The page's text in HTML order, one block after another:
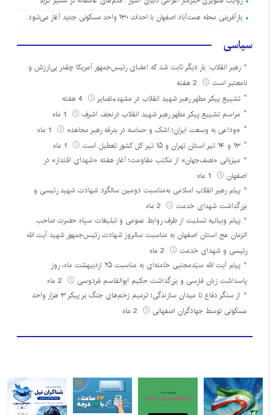
بازآفرینی محله همت‌آباد اصفهان با احداث ۱۳۰ واحد مسکونی جدید آغاز می‌شود
سیاسی
رهبر انقلاب: بار دیگر ثابت شد که امضای رئیس‌جمهور آمریکا چقدر بی‌ارزش و
نامعتبر است
تشییع پیکر مطهر رهبر شهید انقلاب در مشهد+تصایر
مراسم تشییع پیکر مطهر رهبر شهید انقلاب درنجف اشرف
«وداعی به وسعت ایران؛ اشک و حماسه در بدرقه رهبر مجاهد»
۱۳ و ۱۴ تیر استان تهران و ۱۵ تیر کل کشور تعطیل است
میزبانی «نصف‌جهان» از مکتب مقاومت؛ آغاز هفته «شهدای اقتدار» در
اصفهان
پیام رهبر انقلاب اسلامی به‌مناسبت دومین سالگرد شهادت شهید رئیسی و
بزرگداشت شهدای خدمت
پیام وبیانیه تسلیت از طرف روابط عمومی و تبلیغات سپاه حضرت صاحب
الزمان عج استان اصفهان به مناسبت سالروز شهادت رئیس‌جمهور شهید آیت الله
رئیسی و شهدای خدمت
پیام آیت الله سیّدمجتبی خامنه‌ای به مناسبت ۲۵ اردیبهشت ماه، روز
پاسداشت زبان فارسی و بزرگداشت حکیم ابوالقاسم فردوسی
از سنگر دفاع تا میدان سازندگی؛ ترمیم زخم‌های جنگ بر پیکر ۳ هزار واحد
مسکونی توسط جهادگران اصفهانی